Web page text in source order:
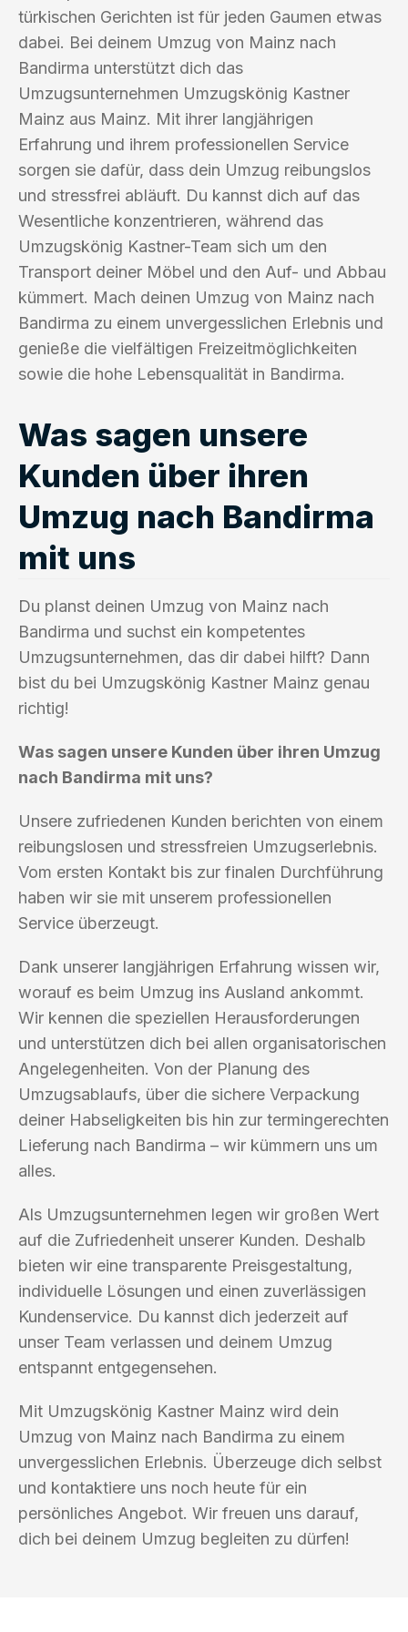
türkischen Gerichten ist für jeden Gaumen etwas
dabei. Bei deinem Umzug von Mainz nach
Bandirma unterstützt dich das
Umzugsunternehmen Umzugskönig Kastner
Mainz aus Mainz. Mit ihrer langjährigen
Erfahrung und ihrem professionellen Service
sorgen sie dafür, dass dein Umzug reibungslos
und stressfrei abläuft. Du kannst dich auf das
Wesentliche konzentrieren, während das
Umzugskönig Kastner-Team sich um den
Transport deiner Möbel und den Auf- und Abbau
kümmert. Mach deinen Umzug von Mainz nach
Bandirma zu einem unvergesslichen Erlebnis und
genieße die vielfältigen Freizeitmöglichkeiten
sowie die hohe Lebensqualität in Bandirma.
Was sagen unsere
Kunden über ihren
Umzug nach Bandirma
mit uns
Du planst deinen Umzug von Mainz nach
Bandirma und suchst ein kompetentes
Umzugsunternehmen, das dir dabei hilft? Dann
bist du bei Umzugskönig Kastner Mainz genau
richtig!
Was sagen unsere Kunden über ihren Umzug
nach Bandirma mit uns?
Unsere zufriedenen Kunden berichten von einem
reibungslosen und stressfreien Umzugserlebnis.
Vom ersten Kontakt bis zur finalen Durchführung
haben wir sie mit unserem professionellen
Service überzeugt.
Dank unserer langjährigen Erfahrung wissen wir,
worauf es beim Umzug ins Ausland ankommt.
Wir kennen die speziellen Herausforderungen
und unterstützen dich bei allen organisatorischen
Angelegenheiten. Von der Planung des
Umzugsablaufs, über die sichere Verpackung
deiner Habseligkeiten bis hin zur termingerechten
Lieferung nach Bandirma – wir kümmern uns um
alles.
Als Umzugsunternehmen legen wir großen Wert
auf die Zufriedenheit unserer Kunden. Deshalb
bieten wir eine transparente Preisgestaltung,
individuelle Lösungen und einen zuverlässigen
Kundenservice. Du kannst dich jederzeit auf
unser Team verlassen und deinem Umzug
entspannt entgegensehen.
Mit Umzugskönig Kastner Mainz wird dein
Umzug von Mainz nach Bandirma zu einem
unvergesslichen Erlebnis. Überzeuge dich selbst
und kontaktiere uns noch heute für ein
persönliches Angebot. Wir freuen uns darauf,
dich bei deinem Umzug begleiten zu dürfen!